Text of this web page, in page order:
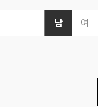
남 여